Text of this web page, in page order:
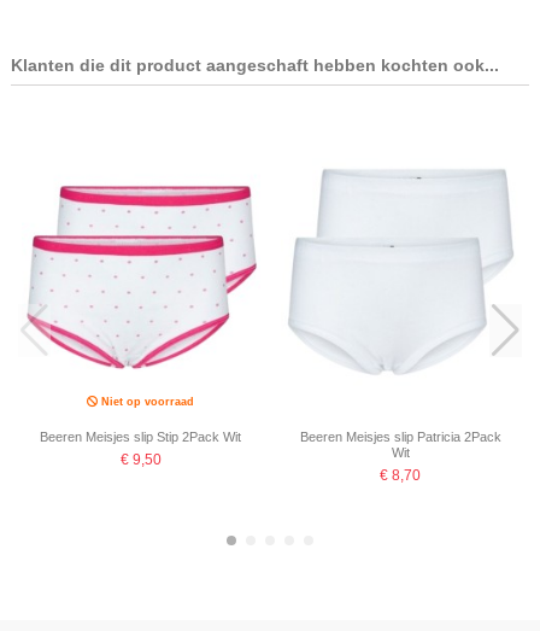
Klanten die dit product aangeschaft hebben kochten ook...
Niet op voorraad
Beeren Meisjes slip Stip 2Pack Wit
€ 9,50
Beeren Meisjes slip Patricia 2Pack
Wit
€ 8,70